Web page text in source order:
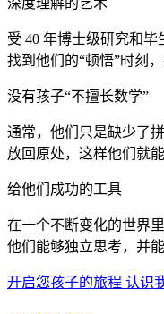
深度理解的艺术
受 40 年博士级研究和
找到他们的“顿悟”时刻
没有孩子“不擅长数学”
通常，他们只是缺少了
放回原处，这样他们就
给他们成功的工具
在一个不断变化的世界
他们能够独立思考，并
开启您孩子的旅程 认识